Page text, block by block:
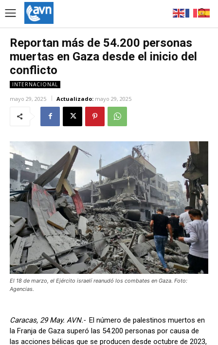
Reportan más de 54.200 personas
muertas en Gaza desde el inicio del
conflicto
INTERNACIONAL
mayo 29, 2025 Actualizado: mayo 29, 2025
El 18 de marzo, el Ejército israelí reanudó los combates en Gaza. Foto:
Agencias.
Caracas, 29 May. AVN.- El número de palestinos muertos en
la Franja de Gaza superó las 54.200 personas por causa de
las acciones bélicas que se producen desde octubre de 2023,